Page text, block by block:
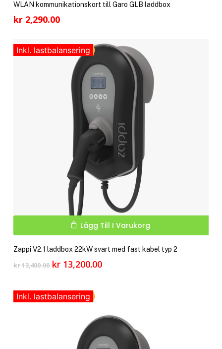
WLAN kommunikationskort till Garo GLB laddbox
kr2,290.00
Inkl. lastbalansering
Lägg Till I Varukorg
Zappi V2.1 laddbox 22kW svart med fast kabel typ 2
kr13,400.00 Det
var:
kr13,200.00Det
Inkl. lastbalansering